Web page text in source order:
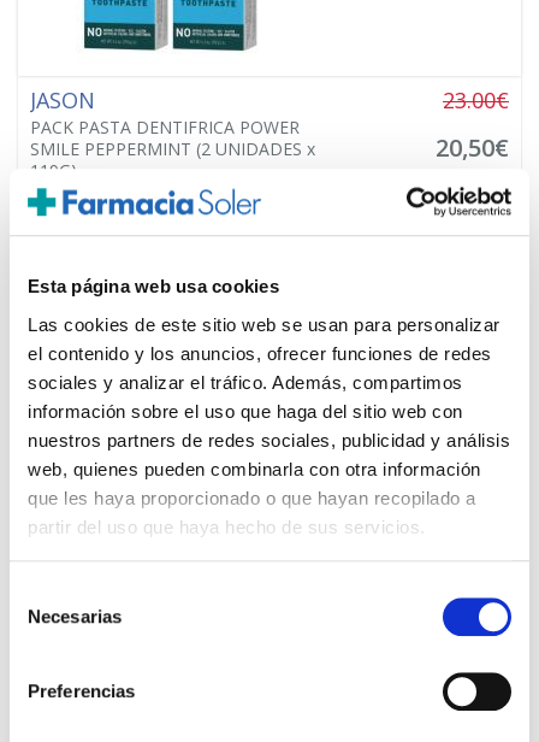
Esta página web usa cookies
Las cookies de este sitio web se usan para personalizar
el contenido y los anuncios, ofrecer funciones de redes
sociales y analizar el tráfico. Además, compartimos
información sobre el uso que haga del sitio web con
nuestros partners de redes sociales, publicidad y análisis
web, quienes pueden combinarla con otra información
que les haya proporcionado o que hayan recopilado a
partir del uso que haya hecho de sus servicios.
Necesarias
Preferencias
JASON
PACK PASTA DENTIFRICA POWER
SMILE PEPPERMINT (2 UNIDADES x
119G)
23.00€
20,50€
- + Añadir
PRECIO ESPECIAL
JASON 25.95€
19,50€